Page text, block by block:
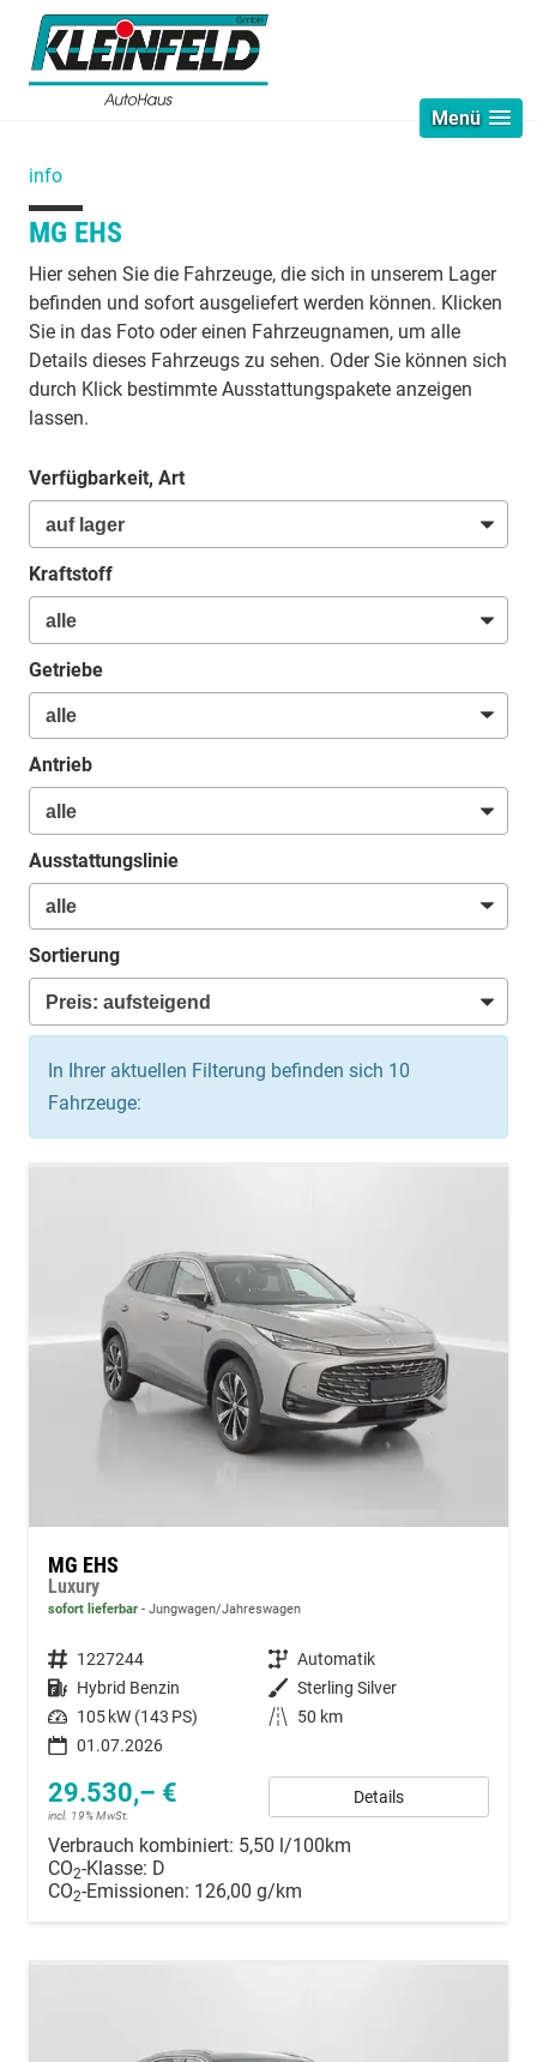
Menü
info
MG EHS
Hier sehen Sie die Fahrzeuge, die sich in unserem Lager
befinden und sofort ausgeliefert werden können. Klicken
Sie in das Foto oder einen Fahrzeugnamen, um alle
Details dieses Fahrzeugs zu sehen. Oder Sie können sich
durch Klick bestimmte Ausstattungspakete anzeigen
lassen.
Verfügbarkeit, Art
Kraftstoff
Getriebe
Antrieb
Ausstattungslinie
Sortierung
In Ihrer aktuellen Filterung befinden sich 10
Fahrzeuge:
MG EHS
Luxury
sofort lieferbar Jungwagen/Jahreswagen
Fahrzeugnummer 1227244 Getriebe Automatik
Kraftstoff Hybrid Benzin Außenfarbe Sterling Silver
Leistung 105 kW (143 PS) Kilometerstand
50 km
01.07.2026
29.530,– €
incl. 19% MwSt.
Details
Verbrauch kombiniert: 5,50 l/100km
CO2-Klasse: D
CO2-Emissionen: 126,00 g/km